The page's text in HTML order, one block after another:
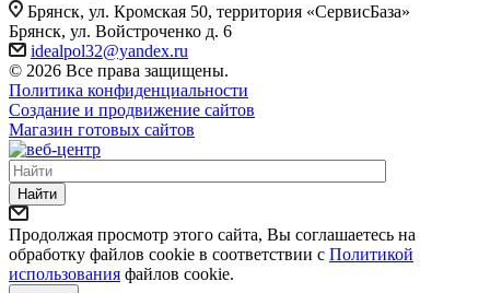
Брянск, ул. Кромская 50, территория «СервисБаза»
Брянск, ул. Войстроченко д. 6
idealpol32@yandex.ru
© 2026 Все права защищены.
Политика конфиденциальности
Создание и продвижение сайтов
Магазин готовых сайтов
Найти
Продолжая просмотр этого сайта, Вы соглашаетесь на
обработку файлов cookie в соответствии с Политикой
использования файлов cookie.